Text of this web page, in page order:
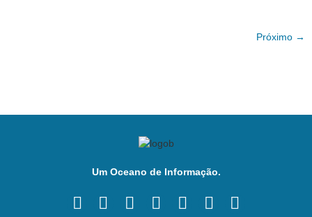
Próximo →
Um Oceano de Informação.